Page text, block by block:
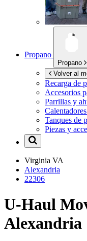
Propano
Propano
Volver al
Recarga de
Accesorios
Parrillas y
Tanques de
Piezas y
Virginia VA
Alexandria
22306
U-Haul
Alexandria